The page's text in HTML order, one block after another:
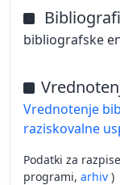
bibliografske
Vrednotenje
raziskovalne
Podatki za
programi, arhiv )